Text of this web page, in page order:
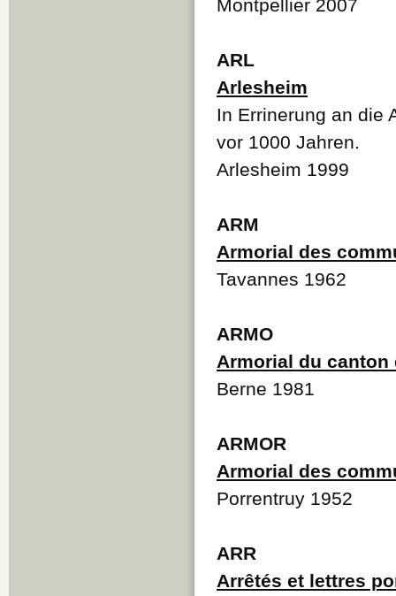
Montpellier 2007
ARL
Arlesheim
In Errinerung an die
vor 1000 Jahren.
Arlesheim 1999
ARM
Armorial des
Tavannes 1962
ARMO
Armorial du canton
Berne 1981
ARMOR
Armorial des
Porrentruy 1952
ARR
Arrêtés et lettres